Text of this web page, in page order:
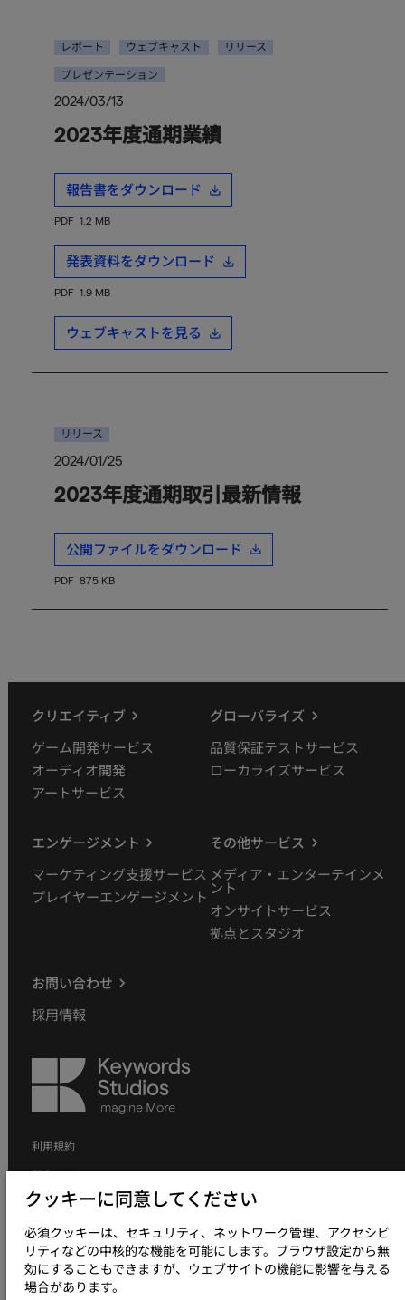
レポート ウェブキャスト リリース
プレゼンテーション
2024/03/13
2023年度通期業績
報告書をダウンロード
PDF 1.2 MB
発表資料をダウンロード
PDF 1.9 MB
ウェブキャストを見る
リリース
2024/01/25
2023年度通期取引最新情報
公開ファイルをダウンロード
PDF 875 KB
クリエイティブ
ゲーム開発サービス
オーディオ開発
アートサービス
グローバライズ
品質保証テストサービス
ローカライズサービス
エンゲージメント
マーケティング支援サービス
プレイヤーエンゲージメント
その他サービス
メディア・エンターテインメ
ント
オンサイトサービス
拠点とスタジオ
お問い合わせ
採用情報
Keywords
Studios
利用規約
拠点リスト
個人情報の取り扱いについて
個人情報の取り扱いについて（採用応募者向け）
クッキーポリシー
現代奴隷制方針について
クッキーに同意してください
必須クッキーは、セキュリティ、ネットワーク管理、アクセシビ
リティなどの中核的な機能を可能にします。ブラウザ設定から無
効にすることもできますが、ウェブサイトの機能に影響を与える
場合があります。